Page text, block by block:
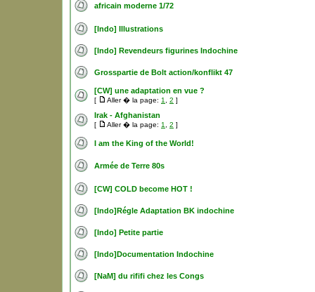
africain moderne 1/72
[Indo] Illustrations
[Indo] Revendeurs figurines Indochine
Grosspartie de Bolt action/konflikt 47
[CW] une adaptation en vue ?
[ Aller � la page: 1 2 ]
Irak - Afghanistan
[ Aller � la page: 1 2 ]
I am the King of the World!
Armée de Terre 80s
[CW] COLD become HOT !
[Indo]Régle Adaptation BK indochine
[Indo] Petite partie
[Indo]Documentation Indochine
[NaM] du rififi chez les Congs